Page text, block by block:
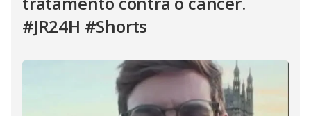
#JR24H #Shorts